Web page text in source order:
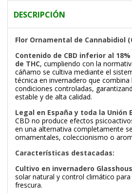
DESCRIPCIÓN
Flor Ornamental de Cannabidiol
Contenido de CBD inferior al 18%
de THC, cumpliendo con la
cáñamo se cultiva mediante el
técnica en invernadero que combina
condiciones controladas,
estable y de alta calidad.
Legal en España y toda la Unión
CBD no produce efectos
en una alternativa completamente
ornamentales, coleccionismo o
Características destacadas:
Cultivo en invernadero
solar natural y control climático
frescura.